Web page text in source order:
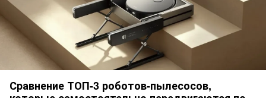
Сравнение ТОП-3 роботов-пылесосов,